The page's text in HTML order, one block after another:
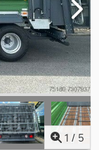
1 / 5